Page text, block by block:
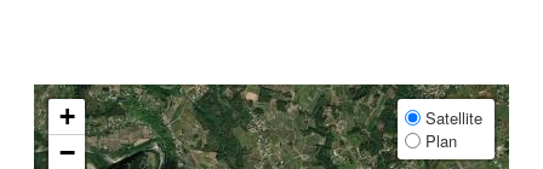
+
−
Satellite
Plan